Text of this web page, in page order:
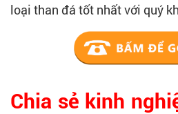
loại than đá tốt nhất với quý
Chia sẻ kinh